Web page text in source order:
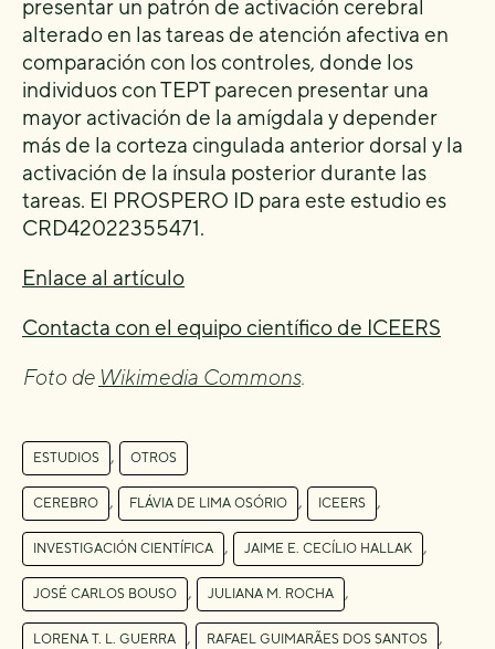
presentar un patrón de activación cerebral
alterado en las tareas de atención afectiva en
comparación con los controles, donde los
individuos con TEPT parecen presentar una
mayor activación de la amígdala y depender
más de la corteza cingulada anterior dorsal y la
activación de la ínsula posterior durante las
tareas. El PROSPERO ID para este estudio es
CRD42022355471.
Enlace al artículo
Contacta con el equipo científico de ICEERS
Foto de Wikimedia Commons.
ESTUDIOS , OTROS
CEREBRO , FLÁVIA DE LIMA OSÓRIO , ICEERS ,
INVESTIGACIÓN CIENTÍFICA , JAIME E. CECÍLIO HALLAK ,
JOSÉ CARLOS BOUSO , JULIANA M. ROCHA ,
LORENA T. L. GUERRA , RAFAEL GUIMARÃES DOS SANTOS ,